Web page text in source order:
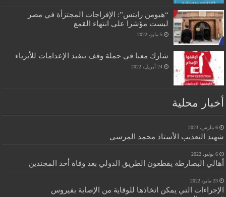
“هيومن رايتس”: الإفراجات المجتزأة في مصر
ليست مؤشرا على انتهاء القمع
5 مايو، 2022
شارك معنا في حملة وقف تنفيذ الإعدامات للأبرياء
24 أبريل، 2022
أخبار محلية
6 مارس، 2023
شهيد التعذيب الأستاذ محمد المرسي
6 يوليو، 2022
أهالي البصارطة يقطعون الطريق الدولي بعد وفاة أحد المجندين
23 مايو، 2022
الإجراءات التي يمكن اتخاذها للوقاية من الإصابة بفيروس